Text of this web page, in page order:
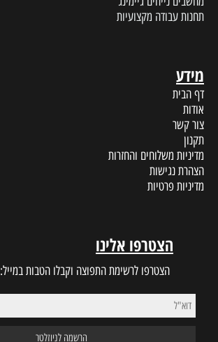
תחנות עבודה מקצועיות
מידע
דף הבית
אודות
צור קשר
תקנון
מדיניות משלוחים והחזרות
הצהרת נגישות
מדיניות פרטיות
הצטרפו אלינו
הצטרפו לרשימת התפוצה וקבלו הטבות במייל: